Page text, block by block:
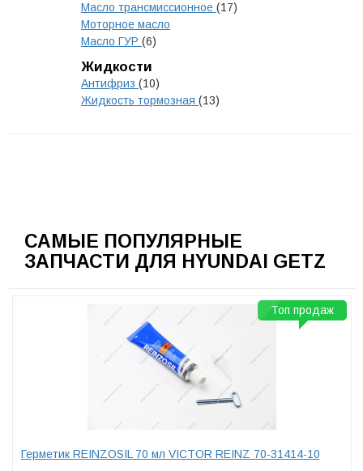
Масло трансмиссионное (17)
Моторное масло
Масло ГУР (6)
Жидкости
Антифриз (10)
Жидкость тормозная (13)
САМЫЕ ПОПУЛЯРНЫЕ
ЗАПЧАСТИ ДЛЯ HYUNDAI GETZ
Герметик REINZOSIL 70 мл VICTOR REINZ 70-31414-10
Топ продаж